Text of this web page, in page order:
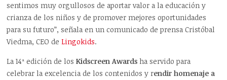
sentimos muy orgullosos de aportar valor a la educación y
crianza de los niños y de promover mejores oportunidades
para su futuro”, señala en un comunicado de prensa Cristóbal
Viedma, CEO deLingokids.
La 14ª edición de losKidscreen Awards ha servido para
celebrar la excelencia de los contenidos y rendir homenaje a